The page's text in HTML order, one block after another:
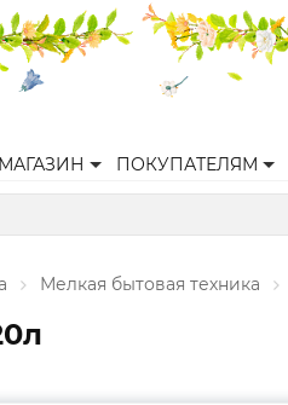
ПОКУПАТЕЛЯМ
Мелкая бытовая техника